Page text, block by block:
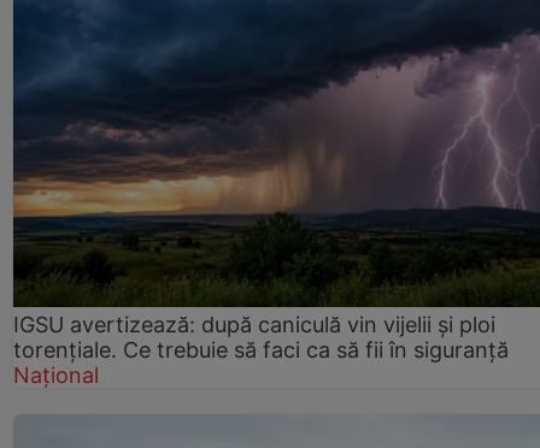
IGSU avertizează: după caniculă vin vijelii și ploi
torențiale. Ce trebuie să faci ca să fii în siguranță
Național